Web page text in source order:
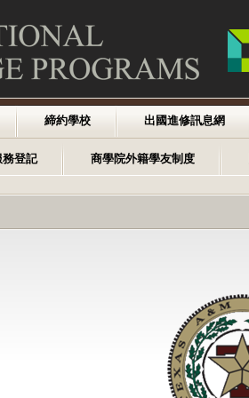
締約學校 出國進修訊息網
務登記 商學院外籍學友制度